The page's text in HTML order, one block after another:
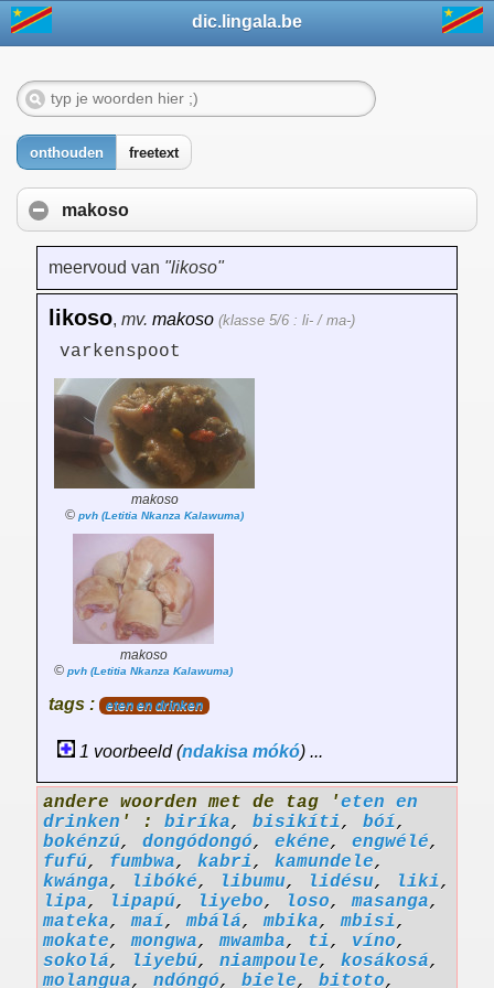
dic.lingala.be
onthouden freetext
makoso
meervoud van "likoso"
likoso, mv. makoso (klasse 5/6 : li- / ma-)
varkenspoot
makoso
© pvh (Letitia Nkanza Kalawuma)
makoso
© pvh (Letitia Nkanza Kalawuma)
tags : eten en drinken
1 voorbeeld (ndakisa mókó) ...
andere woorden met de tag 'eten en
drinken ' : biríka, bisikíti, bóí,
bokénzú, dongódongó, ekéne, engwélé,
fufú, fumbwa, kabri, kamundele,
kwánga, libóké, libumu, lidésu, liki,
lipa, lipapú, liyebo, loso,masanga,
mateka,maí,mbálá,mbika,mbisi,
mokate,mongwa,mwamba, ti, víno,
sokolá, liyebú, niampoule, kosákosá,
molangua, ndóngó, biele, bitoto,